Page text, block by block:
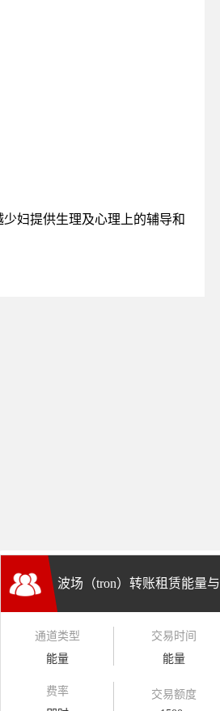
妇提供生理及心理上的辅导和
波场（tron）转账租赁能量与
通道类型
能量
交易时间
能量
费率
交易额度